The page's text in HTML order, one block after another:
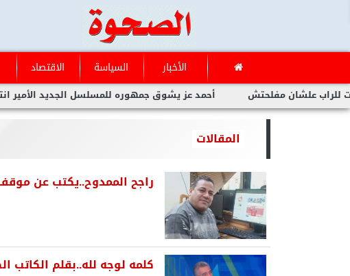
الأخبار السياسة الاقتصاد
أحمد عز يشوق جمهوره للمسلسل الجديد الأمير انتظروا العمل مفلحتش
المقالات
راجح الممدوح..يكتب عن
كلمه لوجه لله..بقلم